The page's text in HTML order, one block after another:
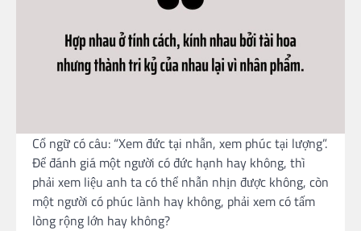
Cổ ngữ có câu: “Xem đức tại nhẫn, xem phúc tại lượng”.
Để đánh giá một người có đức hạnh hay không, thì
phải xem liệu anh ta có thể nhẫn nhịn được không, còn
một người có phúc lành hay không, phải xem có tấm
lòng rộng lớn hay không?